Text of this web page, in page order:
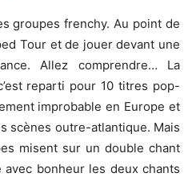
groupes frenchy. Au point de
Tour et de jouer devant une
Allez comprendre… La
reparti pour 10 titres pop-
improbable en Europe et
scènes outre-atlantique. Mais
misent sur un double chant
bonheur les deux chants